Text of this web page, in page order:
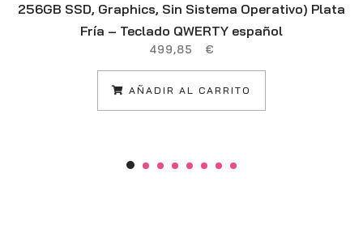
256GB SSD, Graphics, Sin Sistema Operativo) Plata
Fría – Teclado QWERTY español
499,85 €
AÑADIR AL CARRITO